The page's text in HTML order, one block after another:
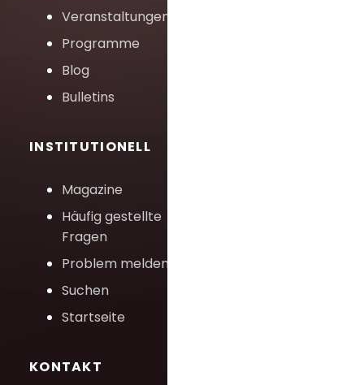
Veranstaltungen
Programme
Blog
Bulletins
INSTITUTIONELL
Magazine
Häufig gestellte
Fragen
Problem melden
Suchen
Startseite
KONTAKT